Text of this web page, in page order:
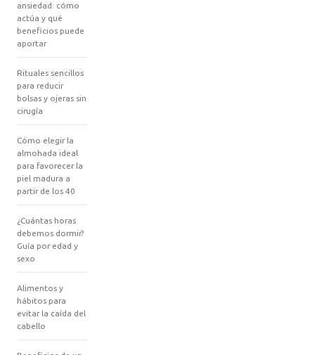
ansiedad: cómo
actúa y qué
beneficios puede
aportar
Rituales sencillos
para reducir
bolsas y ojeras sin
cirugía
Cómo elegir la
almohada ideal
para favorecer la
piel madura a
partir de los 40
¿Cuántas horas
debemos dormir?
Guía por edad y
sexo
Alimentos y
hábitos para
evitar la caída del
cabello